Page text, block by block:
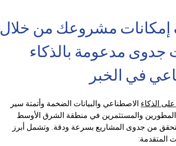
مشروعك من خلال
جدوى مدعومة بالذكاء
في الخبر
على الذكاء الاصطناعي والبيانات الضخمة وأتمتة سير
المطورين والمستثمرين في منطقة الشرق الأوسط
من جدوى المشاريع بسرعة ودقة. وتشمل أبرز
المتقدمة: